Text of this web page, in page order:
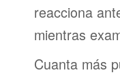
reacciona
mientras
Cuanta más